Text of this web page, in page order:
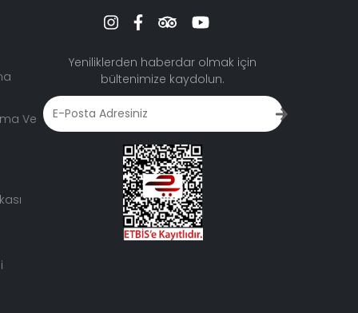
Ve
Yeniliklerden haberdar olmak için
bültenimize kaydolun.